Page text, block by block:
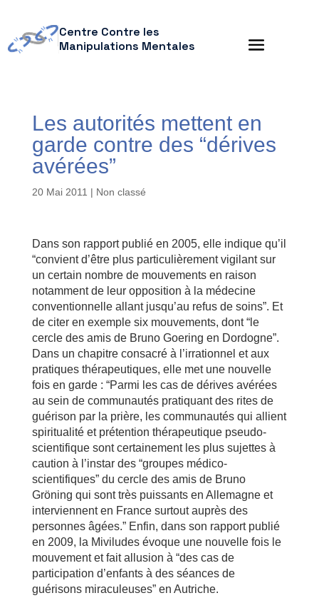
Centre Contre les
Manipulations Mentales
Les autorités mettent en
garde contre des “dérives
avérées”
20 Mai 2011 | Non classé
Dans son rapport publié en 2005, elle indique qu’il
“convient d’être plus particulièrement vigilant sur
un certain nombre de mouvements en raison
notamment de leur opposition à la médecine
conventionnelle allant jusqu’au refus de soins”. Et
de citer en exemple six mouvements, dont “le
cercle des amis de Bruno Goering en Dordogne”.
Dans un chapitre consacré à l’irrationnel et aux
pratiques thérapeutiques, elle met une nouvelle
fois en garde : “Parmi les cas de dérives avérées
au sein de communautés pratiquant des rites de
guérison par la prière, les communautés qui allient
spiritualité et prétention thérapeutique pseudo-
scientifique sont certainement les plus sujettes à
caution à l’instar des “groupes médico-
scientifiques” du cercle des amis de Bruno
Gröning qui sont très puissants en Allemagne et
interviennent en France surtout auprès des
personnes âgées.” Enfin, dans son rapport publié
en 2009, la Miviludes évoque une nouvelle fois le
mouvement et fait allusion à “des cas de
participation d’enfants à des séances de
guérisons miraculeuses” en Autriche.